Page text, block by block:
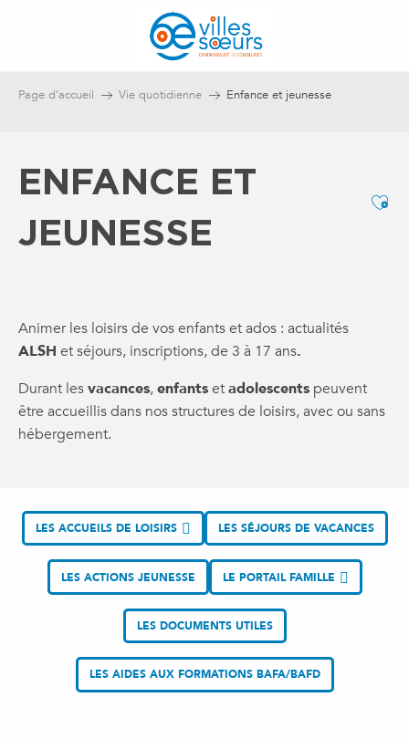
Page d’accueil Vie quotidienne Enfance et jeunesse
ENFANCE ET
JEUNESSE
Animer les loisirs de vos enfants et ados : actualités
ALSH et séjours, inscriptions, de 3 à 17 ans.
Durant lesvacances,enfantsetadolescents peuvent
être accueillis dans nos structures de loisirs, avec ou sans
hébergement.
LES ACCUEILS DE LOISIRS LES SÉJOURS DE VACANCES
LES ACTIONS JEUNESSE LE PORTAIL FAMILLE
LES DOCUMENTS UTILES
LES AIDES AUX FORMATIONS BAFA/BAFD